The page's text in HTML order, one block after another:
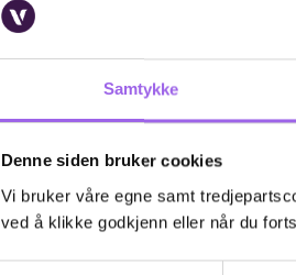
Samtykke
Denne siden bruker cookies
Vi bruker våre egne samt
ved å klikke godkjenn eller når du